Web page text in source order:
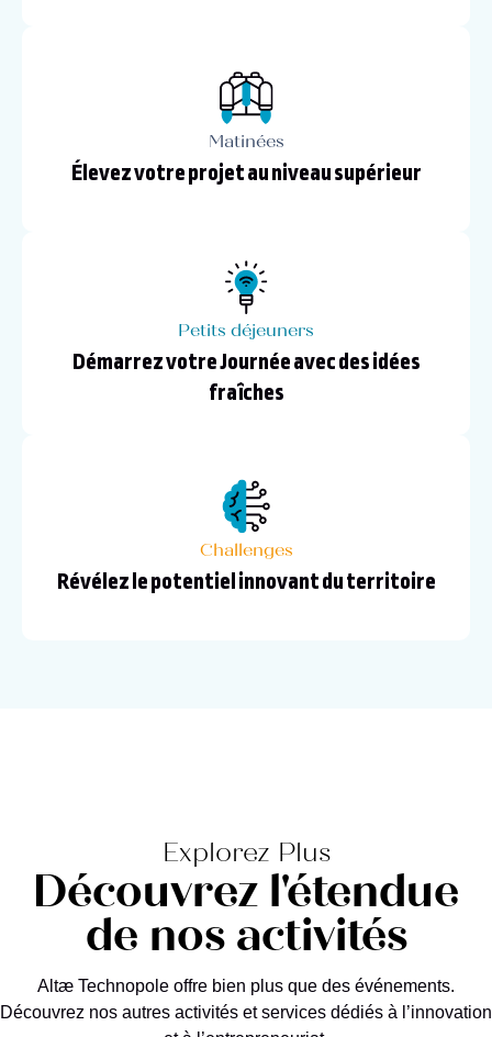
Matinées
Élevez votre projet au niveau supérieur
Petits déjeuners
Démarrez votre Journée avec des idées
fraîches
Challenges
Révélez le potentiel innovant du territoire
Explorez Plus
Découvrez l'étendue
de nos activités
Altæ Technopole offre bien plus que des événements.
Découvrez nos autres activités et services dédiés à l’innovation